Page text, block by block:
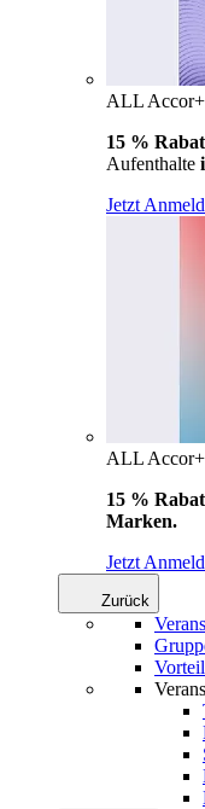
ALL
15 %
Aufenthalte
Jetzt
ALL
15 %
Marken.
Jetzt
Zurück